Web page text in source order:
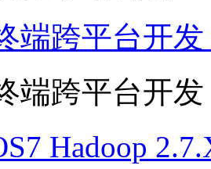
端跨平台开发
端跨平台开发
Hadoop